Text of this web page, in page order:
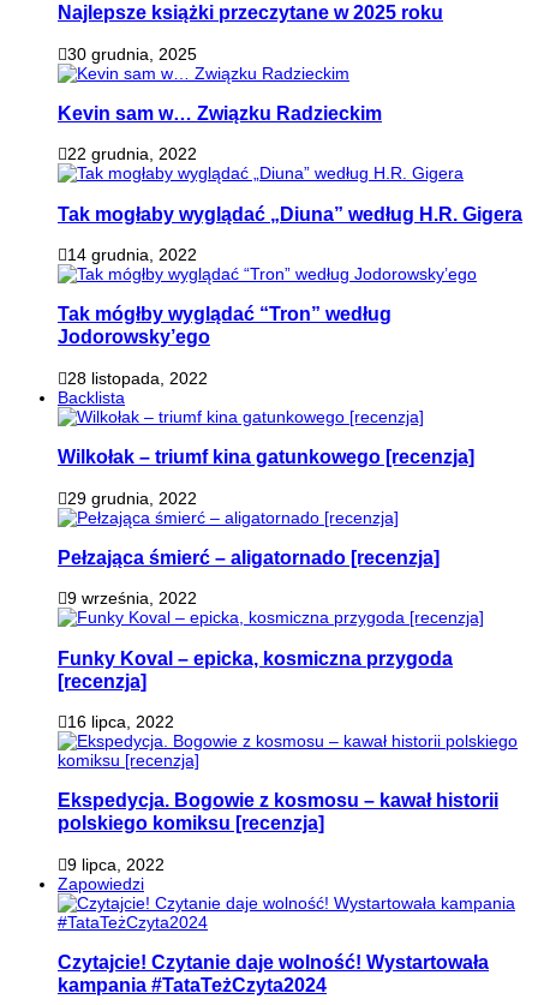
Najlepsze książki przeczytane w 2025 roku
30 grudnia, 2025
Kevin sam w… Związku Radzieckim
22 grudnia, 2022
Tak mogłaby wyglądać „Diuna” według H.R. Gigera
14 grudnia, 2022
Tak mógłby wyglądać “Tron” według
Jodorowsky’ego
28 listopada, 2022
Backlista
Wilkołak – triumf kina gatunkowego [recenzja]
29 grudnia, 2022
Pełzająca śmierć – aligatornado [recenzja]
9 września, 2022
Funky Koval – epicka, kosmiczna przygoda
[recenzja]
16 lipca, 2022
Ekspedycja. Bogowie z kosmosu – kawał historii
polskiego komiksu [recenzja]
9 lipca, 2022
Zapowiedzi
Czytajcie! Czytanie daje wolność! Wystartowała
kampania #TataTeżCzyta2024